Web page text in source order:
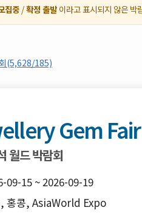
집중/확정 출발이라고 표시되지 않은 박
(5,628/185)
Gem
월드 박람회
09-15 ~ 2026-09-19
홍콩, AsiaWorld Expo